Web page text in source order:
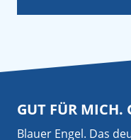
GUT FÜR MICH.
Blauer Engel. Das